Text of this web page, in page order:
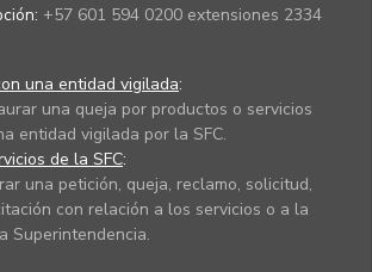
+57 601 594 0200 extensiones 2334
una entidad vigilada:
una queja por productos o servicios
entidad vigilada por la SFC.
de la SFC:
una petición, queja, reclamo, solicitud,
con relación a los servicios o a la
Superintendencia.